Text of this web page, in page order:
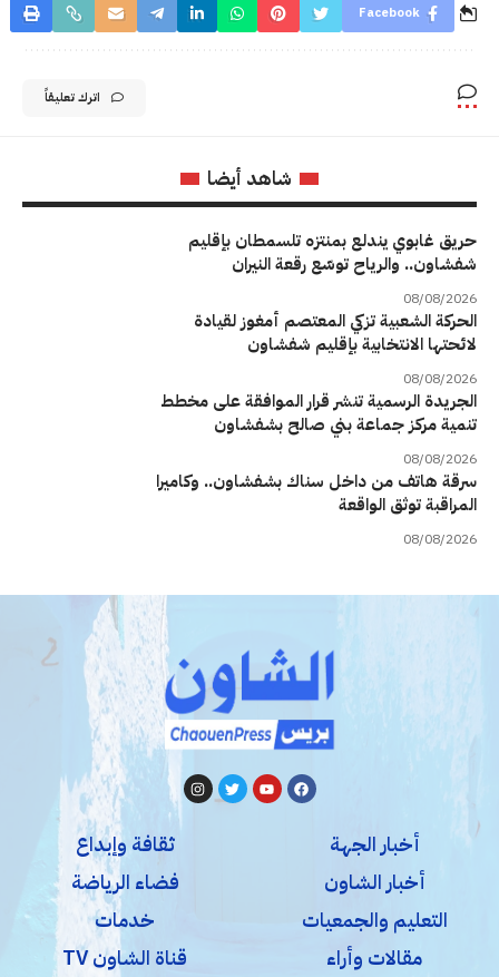
Facebook
اترك تعليقاً
شاهد أيضا
حريق غابوي يندلع بمنتزه تلسمطان بإقليم
شفشاون.. والرياح توسّع رقعة النيران
08/08/2026
الحركة الشعبية تزكي المعتصم أمغوز لقيادة
لائحتها الانتخابية بإقليم شفشاون
08/08/2026
الجريدة الرسمية تنشر قرار الموافقة على مخطط
تنمية مركز جماعة بني صالح بشفشاون
08/08/2026
سرقة هاتف من داخل سناك بشفشاون.. وكاميرا
المراقبة توثق الواقعة
08/08/2026
أخبار الجهة
أخبار الشاون
التعليم والجمعيات
مقالات وأراء
ثقافة وإبداع
فضاء الرياضة
خدمات
قناة الشاون TV